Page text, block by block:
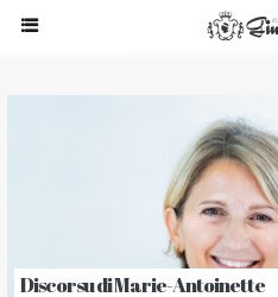
Discorsu di Marie-Antoinette